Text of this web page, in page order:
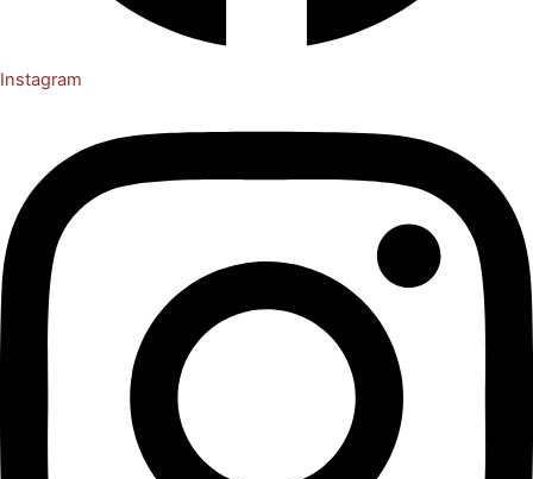
Instagram